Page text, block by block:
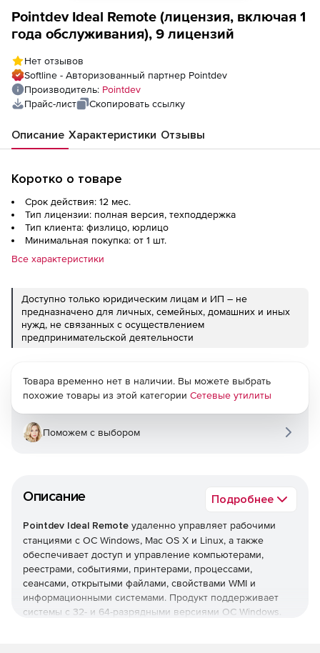
Pointdev Ideal Remote (лицензия, включая 1
года обслуживания), 9 лицензий
Нет отзывов
Softline - Авторизованный партнер Pointdev
Производитель: Pointdev
Прайс-лист
Скопировать ссылку
Описание Характеристики Отзывы
Коротко о товаре
Срок действия: 12 мес.
Тип лицензии: полная версия, техподдержка
Тип клиента: физлицо, юрлицо
Минимальная покупка: от 1 шт.
Все характеристики
Доступно только юридическим лицам и ИП – не
предназначено для личных, семейных, домашних и иных
нужд, не связанных с осуществлением
предпринимательской деятельности
Описание Подробнее
Pointdev Ideal Remote удаленно управляет рабочими
станциями с ОС Windows, Mac OS X и Linux, а также
обеспечивает доступ и управление компьютерами,
реестрами, событиями, принтерами, процессами,
сеансами, открытыми файлами, свойствами WMI и
информационными системами. Продукт поддерживает
системы с 32- и 64-разрядными версиями ОС Windows.
Товара временно нет в наличии. Вы можете выбрать
похожие товары из этой категории Сетевые утилиты
Поможем с выбором